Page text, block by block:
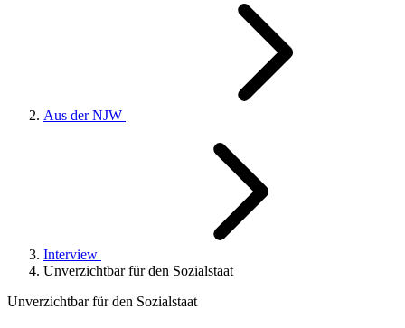
Aus der NJW
Interview
Unverzichtbar für den Sozialstaat
Unverzichtbar für den Sozialstaat